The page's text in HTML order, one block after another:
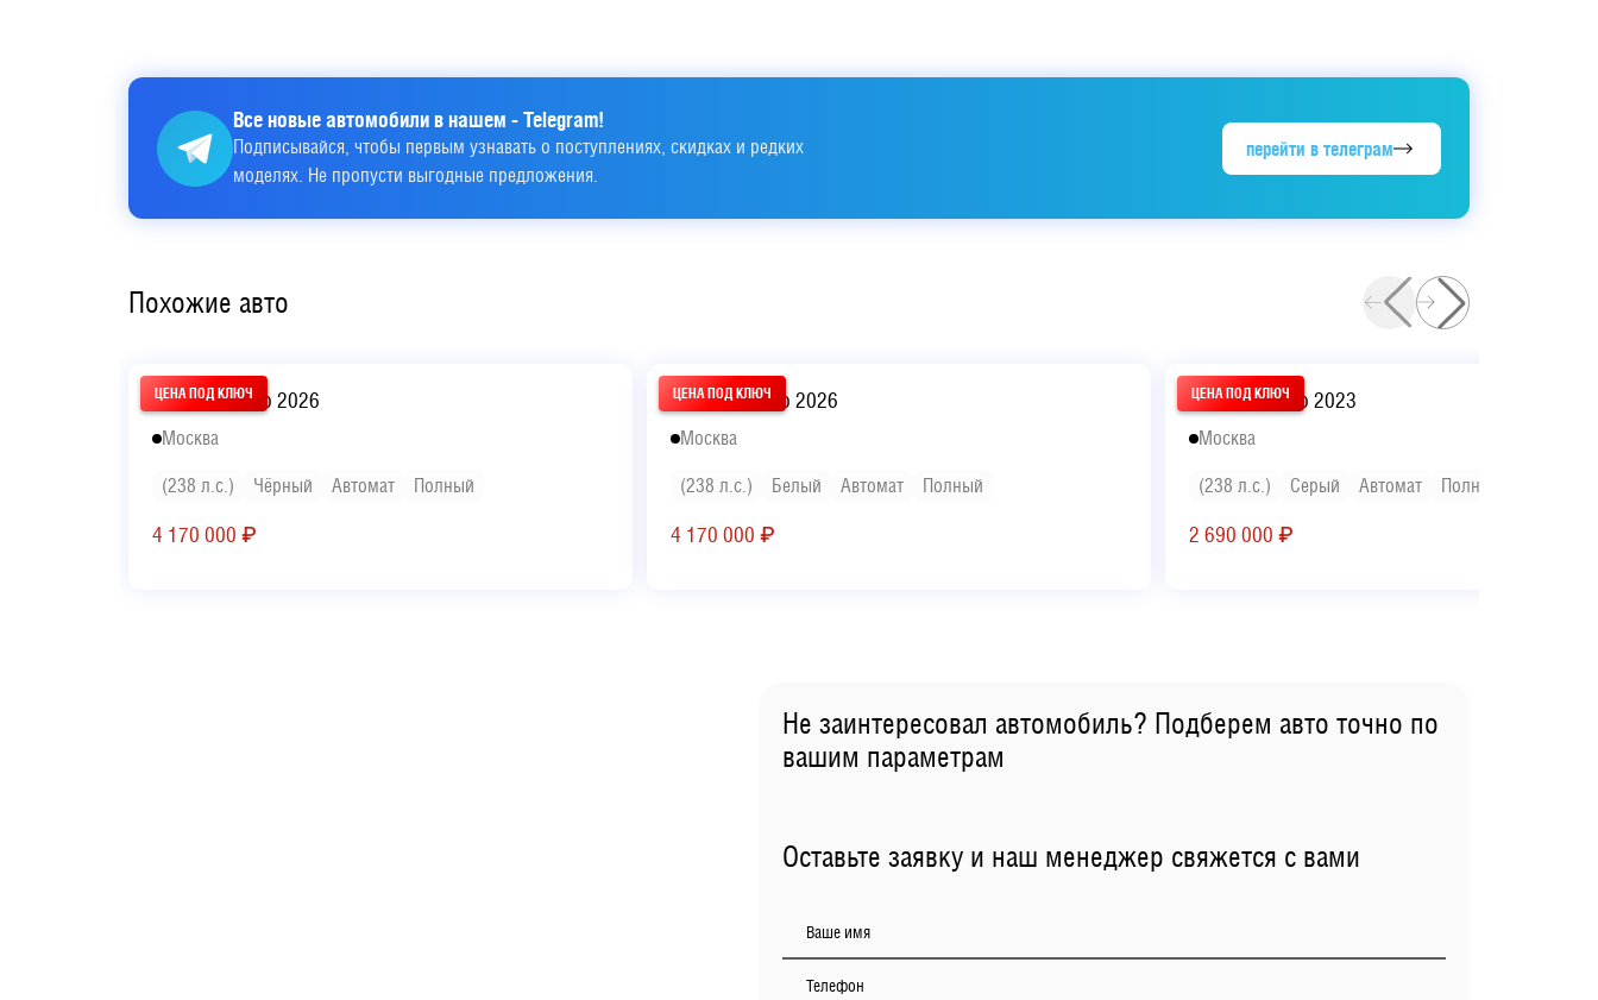
Все новые автомобили в нашем - Telegram!
Подписывайся, чтобы первым узнавать о поступлениях, скидках и редких
моделях. Не пропусти выгодные предложения.
перейти в телеграм
Похожие авто
Geely Monjaro 2026
Москва
(238 л.с.) Чёрный Автомат Полный
4 170 000 ₽
Geely Monjaro 2026
Москва
(238 л.с.) Белый Автомат Полный
4 170 000 ₽
Geely Monjaro 2023
Москва
(238 л.с.) Серый Автомат Полный
2 690 000 ₽
Не заинтересовал автомобиль? Подберем авто точно по
вашим параметрам
Оставьте заявку и наш менеджер свяжется с вами
Ваше имя
Телефон